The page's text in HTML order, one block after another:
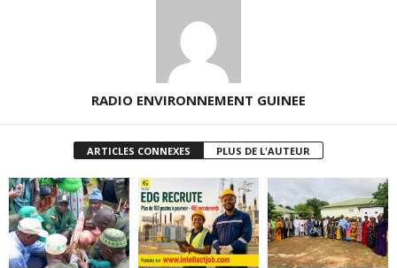
RADIO ENVIRONNEMENT GUINEE
ARTICLES CONNEXES PLUS DE L'AUTEUR